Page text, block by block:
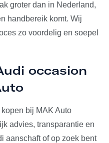
groter dan in Nederland,
handbereik komt. Wij
zo voordelig en soepel
occasion
bij MAK Auto
advies, transparantie en
aanschaft of op zoek bent